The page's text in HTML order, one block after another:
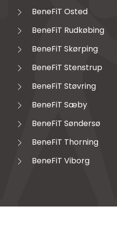
BeneFiT Osted
BeneFiT Rudkøbing
BeneFiT Skørping
BeneFiT Stenstrup
BeneFiT Støvring
BeneFiT Sæby
BeneFiT Søndersø
BeneFiT Thorning
BeneFiT Viborg